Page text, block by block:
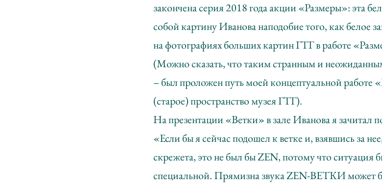
закончена серия 2018 года акции «Размеры»: эта
собой картину Иванова наподобие того, как белое
на фотографиях больших картин ГТГ в работе
(Можно сказать, что таким странным и
– был проложен путь моей концептуальной работе
(старое) пространство музея ГТГ).
На презентации «Ветки» в зале Иванова я зачитал
«Если бы я сейчас подошел к ветке и, взявшись за
скрежета, это не был бы ZEN, потому что ситуация
специальной. Прямизна звука ZEN-ВЕТКИ может